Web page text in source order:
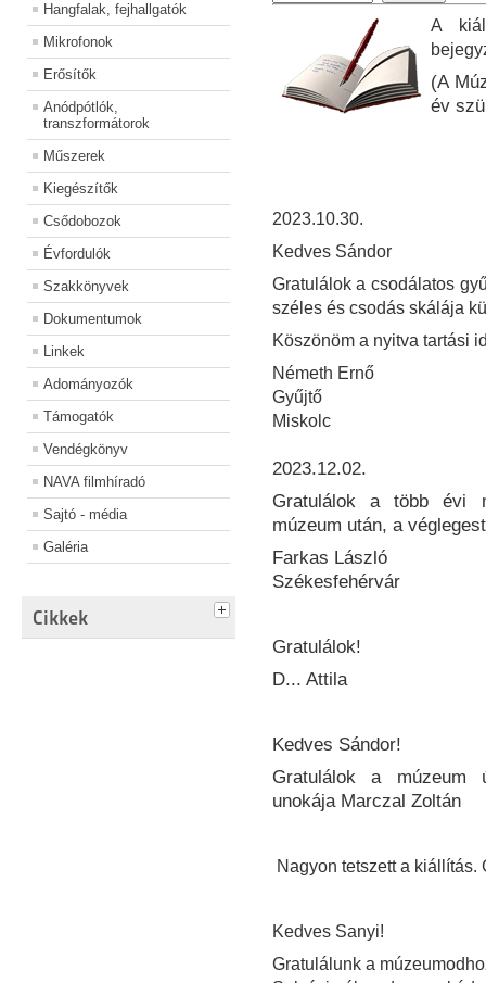
Hangfalak, fejhallgatók
Mikrofonok
Erősítők
Anódpótlók,
transzformátorok
Műszerek
Kiegészítők
Csődobozok
Évfordulók
Szakkönyvek
Dokumentumok
Linkek
Adományozók
Támogatók
Vendégkönyv
NAVA filmhíradó
Sajtó - média
Galéria
Cikkek
A
(A
év
2023.10.30.
Kedves Sándor
Gratulálok a csodálatos
széles és csodás skálája
Köszönöm a nyitva tartási
Németh Ernő
Gyűjtő
Miskolc
2023.12.02.
Gratulálok a több évi
múzeum után, a
Farkas László
Székesfehérvár
Gratulálok!
D... Attila
Kedves Sándor!
Gratulálok a múzeum
unokája Marczal Zoltán
Nagyon tetszett a kiállítás.
Kedves Sanyi!
Gratulálunk a